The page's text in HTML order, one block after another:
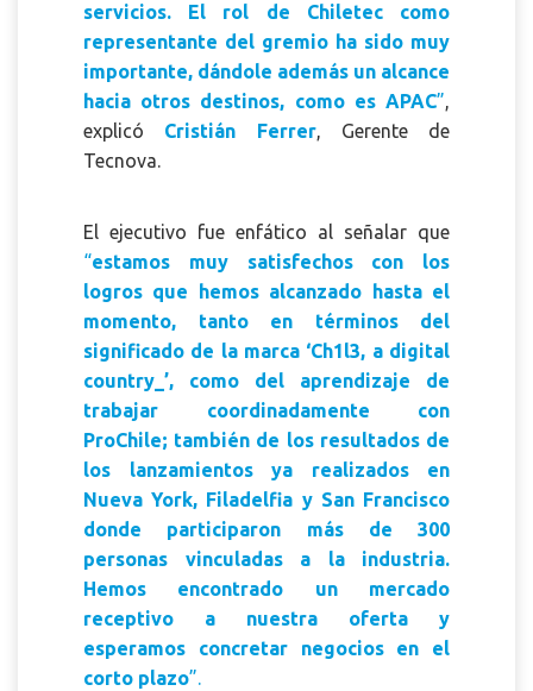
servicios. El rol de Chiletec como
representante del gremio ha sido muy
importante, dándole además un alcance
hacia otros destinos, como es APAC”,
explicó Cristián Ferrer, Gerente de
Tecnova.
El ejecutivo fue enfático al señalar que
“estamos muy satisfechos con los
logros que hemos alcanzado hasta el
momento, tanto en términos del
significado de la marca ‘Ch1l3, a digital
country_’, como del aprendizaje de
trabajar coordinadamente con
ProChile; también de los resultados de
los lanzamientos ya realizados en
Nueva York, Filadelfia y San Francisco
donde participaron más de 300
personas vinculadas a la industria.
Hemos encontrado un mercado
receptivo a nuestra oferta y
esperamos concretar negocios en el
corto plazo”.